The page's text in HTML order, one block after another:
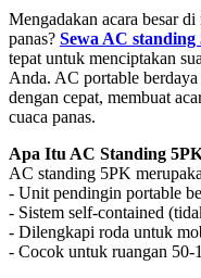
Mengadakan acara besar
panas? Sewa AC
tepat untuk menciptakan
Anda. AC portable
dengan cepat, membuat
cuaca panas.
Apa Itu AC Standing
AC standing 5PK
- Unit pendingin portable
- Sistem self-contained
- Dilengkapi roda untuk
- Cocok untuk ruangan 50-